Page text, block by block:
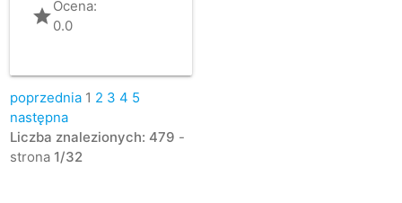
gradeOcena:
0.0
poprzednia 1 2 3 4 5
następna
Liczba znalezionych: 479 -
strona 1/32